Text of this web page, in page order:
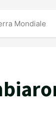
Mondiale